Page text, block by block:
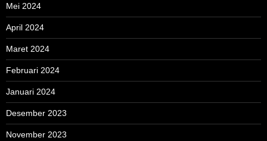
Mei 2024
April 2024
Maret 2024
Februari 2024
Januari 2024
Desember 2023
November 2023